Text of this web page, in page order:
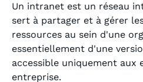
Un intranet est un réseau
sert à partager et à gérer
ressources au sein d'une
essentiellement d'une
accessible uniquement aux
entreprise.